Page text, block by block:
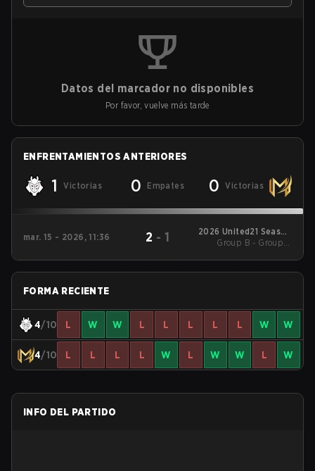
Datos del marcador no disponibles
Por favor, vuelve más tarde
ENFRENTAMIENTOS ANTERIORES
1 Victorias 0 Empates 0 Victorias
mar. 15 - 2026, 11:36 2 - 1
2026 United21 Season
46
Group B - Group B
FORMA RECIENTE
4/10 L W W L L L L L W W
4/10 L L L L W L W W L W
INFO DEL PARTIDO